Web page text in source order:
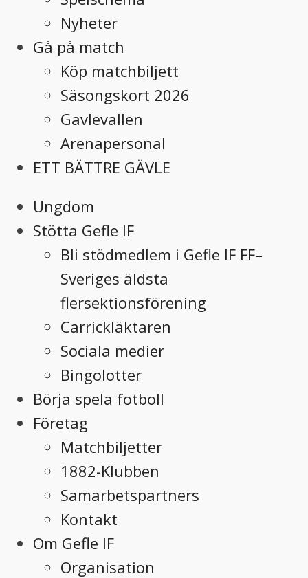
Nyheter
Gå på match
Köp matchbiljett
Säsongskort 2026
Gavlevallen
Arenapersonal
ETT BÄTTRE GÄVLE
Ungdom
Stötta Gefle IF
Bli stödmedlem i Gefle IF FF–
Sveriges äldsta
flersektionsförening
Carrickläktaren
Sociala medier
Bingolotter
Börja spela fotboll
Företag
Matchbiljetter
1882-Klubben
Samarbetspartners
Kontakt
Om Gefle IF
Organisation